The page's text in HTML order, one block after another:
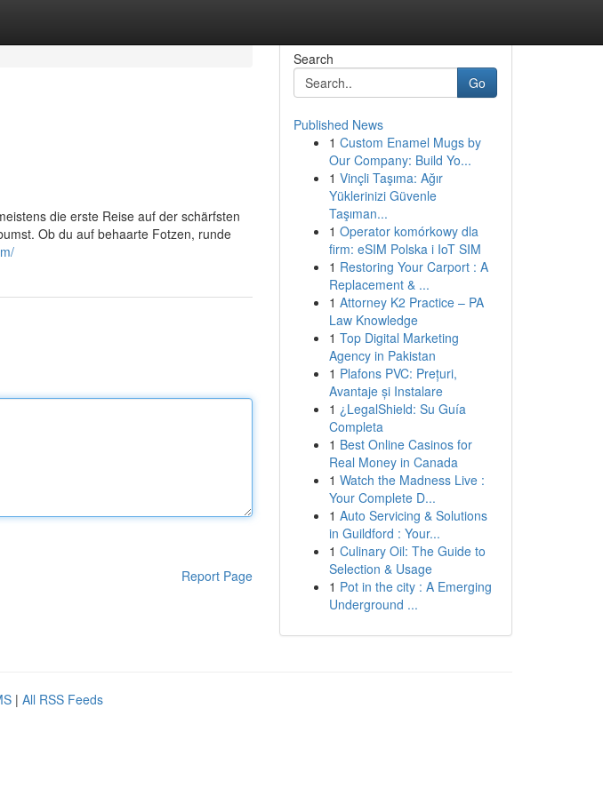
die erste Reise auf der schärfsten
Ob du auf behaarte Fotzen, runde
Report Page
Search
Go
Published News
1 Custom Enamel Mugs by
Our Company: Build Yo...
1 Vinçli Taşıma: Ağır
Yüklerinizi Güvenle
Taşıman...
1 Operator komórkowy dla
firm: eSIM Polska i IoT SIM
1 Restoring Your Carport : A
Replacement & ...
1 Attorney K2 Practice – PA
Law Knowledge
1 Top Digital Marketing
Agency in Pakistan
1 Plafons PVC: Prețuri,
Avantaje și Instalare
1 ¿LegalShield: Su Guía
Completa
1 Best Online Casinos for
Real Money in Canada
1 Watch the Madness Live :
Your Complete D...
1 Auto Servicing & Solutions
in Guildford : Your...
1 Culinary Oil: The Guide to
Selection & Usage
1 Pot in the city : A Emerging
Underground ...
| All RSS Feeds